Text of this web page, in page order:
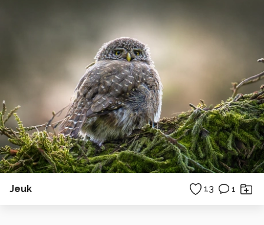
Jeuk 13 1